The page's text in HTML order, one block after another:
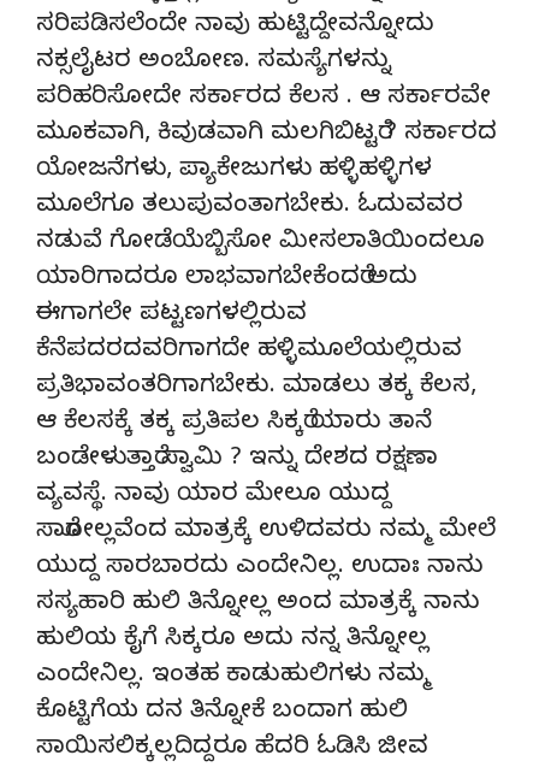
ಸರಿಪಡಿಸಲೆಂದೇ ನಾವು ಹುಟ್ಟಿದ್ದೇವನ್ನೋದು
ನಕ್ಸಲೈಟರ ಅಂಬೋಣ. ಸಮಸ್ಯೆಗಳನ್ನು
ಪರಿಹರಿಸೋದೇ ಸರ್ಕಾರದ ಕೆಲಸ . ಆ ಸರ್ಕಾರವೇ
ಮೂಕವಾಗಿ, ಕಿವುಡವಾಗಿ ಮಲಗಿಬಿಟ್ಟರೆ ? ಸರ್ಕಾರದ
ಯೋಜನೆಗಳು, ಪ್ಯಾಕೇಜುಗಳು ಹಳ್ಳಿಹಳ್ಳಿಗಳ
ಮೂಲೆಗೂ ತಲುಪುವಂತಾಗಬೇಕು. ಓದುವವರ
ನಡುವೆ ಗೋಡೆಯೆಬ್ಬಿಸೋ ಮೀಸಲಾತಿಯಿಂದಲೂ
ಯಾರಿಗಾದರೂ ಲಾಭವಾಗಬೇಕೆಂದರೆ ಅದು
ಈಗಾಗಲೇ ಪಟ್ಟಣಗಳಲ್ಲಿರುವ
ಕೆನೆಪದರದವರಿಗಾಗದೇ ಹಳ್ಳಿಮೂಲೆಯಲ್ಲಿರುವ
ಪ್ರತಿಭಾವಂತರಿಗಾಗಬೇಕು. ಮಾಡಲು ತಕ್ಕ ಕೆಲಸ,
ಆ ಕೆಲಸಕ್ಕೆ ತಕ್ಕ ಪ್ರತಿಪಲ ಸಿಕ್ಕರೆ ಯಾರು ತಾನೆ
ಬಂಡೇಳುತ್ತಾರೆ ಸ್ವಾಮಿ ? ಇನ್ನು ದೇಶದ ರಕ್ಷಣಾ
ವ್ಯವಸ್ಥೆ. ನಾವು ಯಾರ ಮೇಲೂ ಯುದ್ದ
ಸಾರೋಲ್ಲವೆಂದ ಮಾತ್ರಕ್ಕೆ ಉಳಿದವರು ನಮ್ಮ ಮೇಲೆ
ಯುದ್ದ ಸಾರಬಾರದು ಎಂದೇನಿಲ್ಲ. ಉದಾಃ ನಾನು
ಸಸ್ಯಹಾರಿ ಹುಲಿ ತಿನ್ನೋಲ್ಲ ಅಂದ ಮಾತ್ರಕ್ಕೆ ನಾನು
ಹುಲಿಯ ಕೈಗೆ ಸಿಕ್ಕರೂ ಅದು ನನ್ನ ತಿನ್ನೋಲ್ಲ
ಎಂದೇನಿಲ್ಲ. ಇಂತಹ ಕಾಡುಹುಲಿಗಳು ನಮ್ಮ
ಕೊಟ್ಟಿಗೆಯ ದನ ತಿನ್ನೋಕೆ ಬಂದಾಗ ಹುಲಿ
ಸಾಯಿಸಲಿಕ್ಕಲ್ಲದಿದ್ದರೂ ಹೆದರಿ ಓಡಿಸಿ ಜೀವ